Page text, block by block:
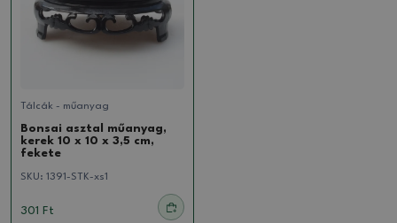
Tálcák - műanyag
Bonsai asztal műanyag,
kerek 10 x 10 x 3,5 cm,
fekete
SKU: 1391-STK-xs1
301 Ft